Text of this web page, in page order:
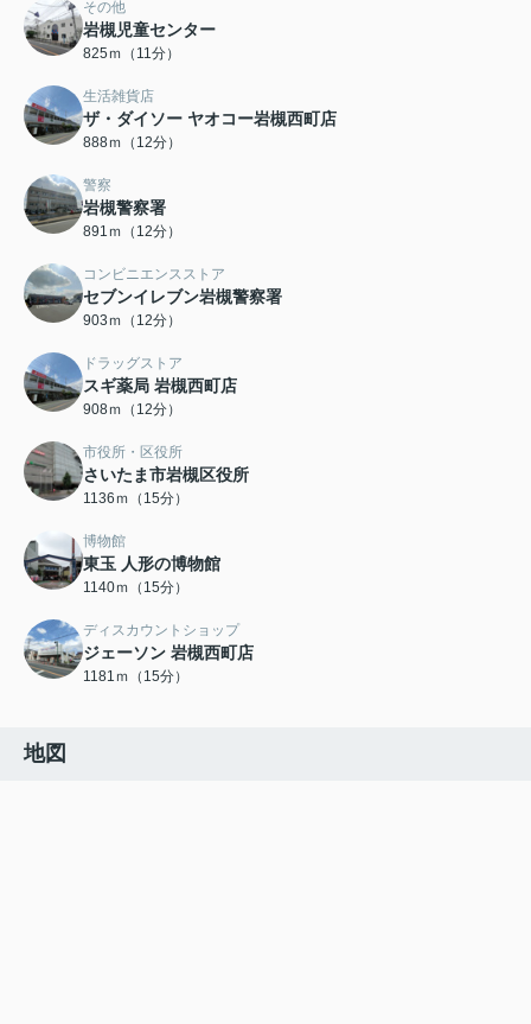
その他
岩槻児童センター
825ｍ（11分）
生活雑貨店
ザ・ダイソー ヤオコー岩槻西町店
888ｍ（12分）
警察
岩槻警察署
891ｍ（12分）
コンビニエンスストア
セブンイレブン岩槻警察署
903ｍ（12分）
ドラッグストア
スギ薬局 岩槻西町店
908ｍ（12分）
市役所・区役所
さいたま市岩槻区役所
1136ｍ（15分）
博物館
東玉 人形の博物館
1140ｍ（15分）
ディスカウントショップ
ジェーソン 岩槻西町店
1181ｍ（15分）
地図